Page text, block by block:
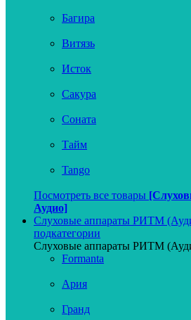
Багира
Витязь
Исток
Сакура
Соната
Тайм
Tango
Посмотреть все товары
Аудио]
Слуховые аппараты РИТМ
подкатегории
Слуховые аппараты РИТМ
Formanta
Ария
Гранд